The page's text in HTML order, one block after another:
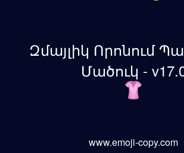
Զմայլիկ Որոնում
Մածուկ -
www.emoji-copy.com